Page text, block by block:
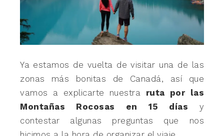
Ya estamos de vuelta de visitar una de las
zonas más bonitas de Canadá, así que
vamos a explicarte nuestra ruta por las
Montañas Rocosas en 15 días y
contestar algunas preguntas que nos